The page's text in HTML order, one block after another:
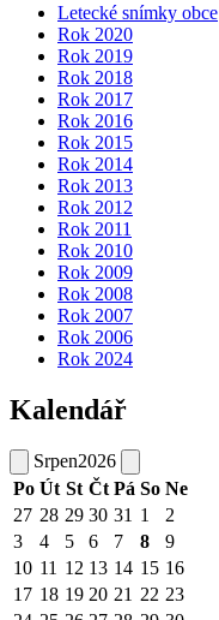
Letecké snímky obce
Rok 2020
Rok 2019
Rok 2018
Rok 2017
Rok 2016
Rok 2015
Rok 2014
Rok 2013
Rok 2012
Rok 2011
Rok 2010
Rok 2009
Rok 2008
Rok 2007
Rok 2006
Rok 2024
Kalendář
Srpen2026
Po Út St Čt Pá So Ne
27 28 29 30 31 1
2
3
4 5 6 7 8
9
10 11 12 13 14 15 16
17 18 19 20 21 22 23